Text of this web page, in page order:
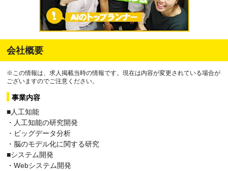
会社概要
※この情報は、求人掲載当時の情報です。現在は内容が変更されている場合が
ございますのでご注意ください。
事業内容
■人工知能
・人工知能の研究開発
・ビッグデータ分析
・脳のモデル化に関する研究
■システム開発
・Webシステム開発